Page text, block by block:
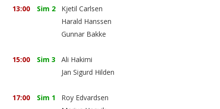
13:00 Sim 2
Kjetil Carlsen
Harald Hanssen
Gunnar Bakke
15:00 Sim 3
Ali Hakimi
Jan Sigurd Hilden
17:00 Sim 1
Roy Edvardsen